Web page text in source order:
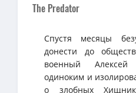
The Predator
Спустя месяцы
донести до
военный Алексей
одиноким и
о злобных